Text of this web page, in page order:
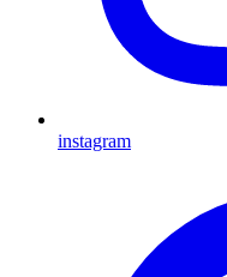
instagram